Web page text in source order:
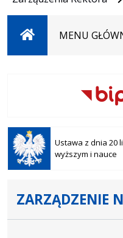
StronaMENU
Ustawa z dnia 20
wyższym i nauce
Otwiera
się w
nowej
karcie
ZARZĄDZENIE